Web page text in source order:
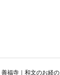
善福寺｜和文のお経